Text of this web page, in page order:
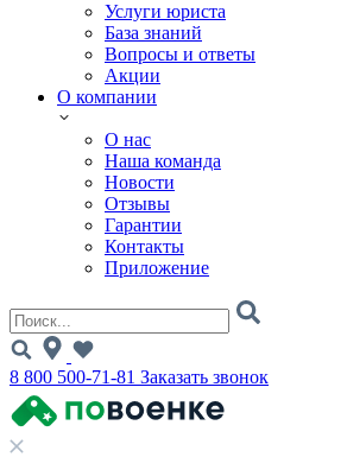
Услуги юриста
База знаний
Вопросы и ответы
Акции
О компании
О нас
Наша команда
Новости
Отзывы
Гарантии
Контакты
Приложение
8 800 500-71-81 Заказать звонок